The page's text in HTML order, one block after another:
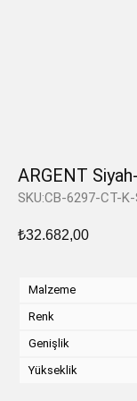
ARGENT
SKU:CB-6297-CT-
₺32.682,00
Malzeme
Renk
Genişlik
Yükseklik